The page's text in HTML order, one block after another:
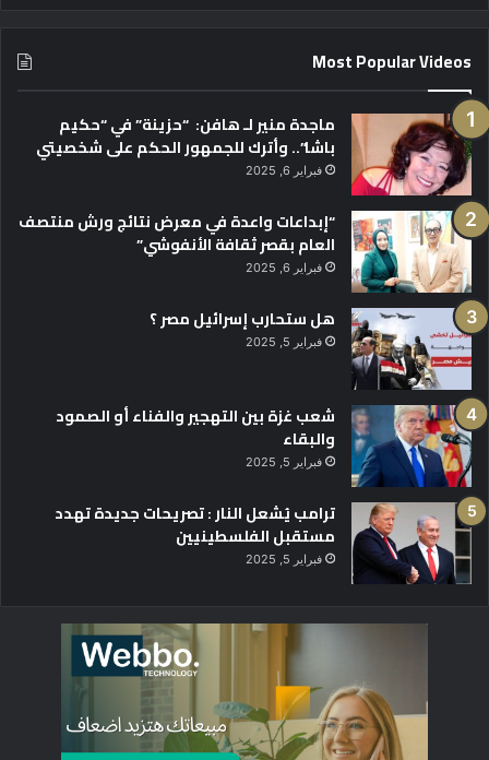
Most Popular Videos
ماجدة منير لـ هافن: “حزينة” في “حكيم
باشا”.. وأترك للجمهور الحكم على شخصيتي
فبراير 6, 2025
“إبداعات واعدة في معرض نتائج ورش منتصف
العام بقصر ثقافة الأنفوشي”
فبراير 6, 2025
هل ستحارب إسرائيل مصر ؟
فبراير 5, 2025
شعب غزة بين التهجير والفناء أو الصمود
والبقاء
فبراير 5, 2025
ترامب يُشعل النار : تصريحات جديدة تهدد
مستقبل الفلسطينيين
فبراير 5, 2025